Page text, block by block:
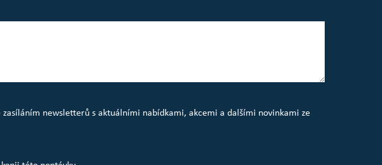
zasíláním newsletterů s aktuálními nabídkami, akcemi a dalšími novinkami ze